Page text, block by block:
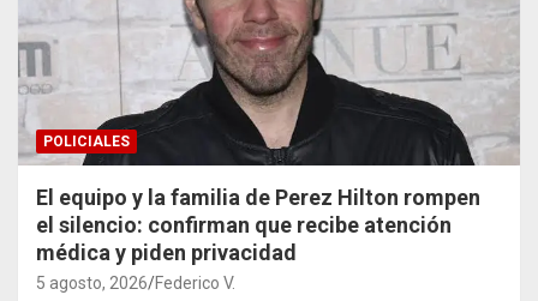
POLICIALES
El equipo y la familia de Perez Hilton rompen
el silencio: confirman que recibe atención
médica y piden privacidad
5 agosto, 2026 Federico V.